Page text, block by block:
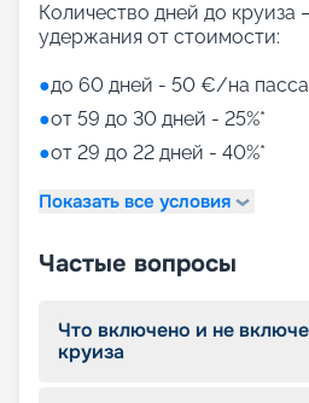
Количество дней до круиза
удержания от стоимости:
●до 60 дней - 50 €/на
●от 59 до 30 дней - 25%*
●от 29 до 22 дней - 40%*
Показать все условия
Частые вопросы
Что включено и не
круиза